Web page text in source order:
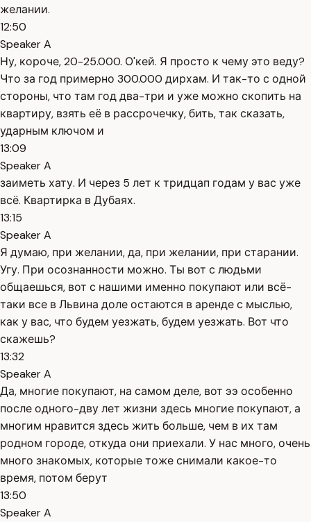
желании.
12:50
Speaker A
Ну, короче, 20-25.000. О'кей. Я просто к чему это веду?
Что за год примерно 300.000 дирхам. И так-то с одной
стороны, что там год два-три и уже можно скопить на
квартиру, взять её в рассрочечку, бить, так сказать,
ударным ключом и
13:09
Speaker A
заиметь хату. И через 5 лет к тридцап годам у вас уже
всё. Квартирка в Дубаях.
13:15
Speaker A
Я думаю, при желании, да, при желании, при старании.
Угу. При осознанности можно. Ты вот с людьми
общаешься, вот с нашими именно покупают или всё-
таки все в Львина доле остаются в аренде с мыслью,
как у вас, что будем уезжать, будем уезжать. Вот что
скажешь?
13:32
Speaker A
Да, многие покупают, на самом деле, вот ээ особенно
после одного-дву лет жизни здесь многие покупают, а
многим нравится здесь жить больше, чем в их там
родном городе, откуда они приехали. У нас много, очень
много знакомых, которые тоже снимали какое-то
время, потом берут
13:50
Speaker A